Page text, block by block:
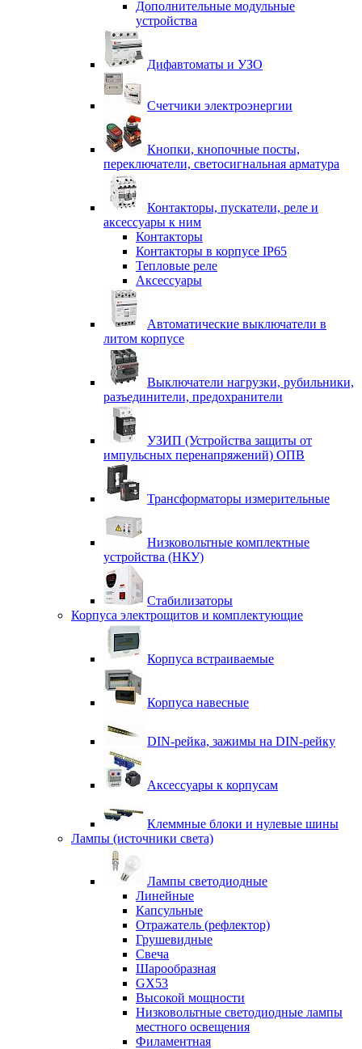
Дополнительные модульные
устройства
Дифавтоматы и УЗО
Счетчики электроэнергии
Кнопки, кнопочные посты,
переключатели, светосигнальная арматура
Контакторы, пускатели, реле и
аксессуары к ним
Контакторы
Контакторы в корпусе IP65
Тепловые реле
Аксессуары
Автоматические выключатели в
литом корпусе
Выключатели нагрузки, рубильники,
разъединители, предохранители
УЗИП (Устройства защиты от
импульсных перенапряжений) ОПВ
Трансформаторы измерительные
Низковольтные комплектные
устройства (НКУ)
Стабилизаторы
Корпуса электрощитов и комплектующие
Корпуса встраиваемые
Корпуса навесные
DIN-рейка, зажимы на DIN-рейку
Аксессуары к корпусам
Клеммные блоки и нулевые шины
Лампы (источники света)
Лампы светодиодные
Линейные
Капсульные
Отражатель (рефлектор)
Грушевидные
Свеча
Шарообразная
GX53
Высокой мощности
Низковольтные светодиодные лампы
местного освещения
Филаментная